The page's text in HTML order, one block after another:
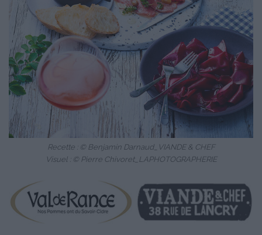
Recette : © Benjamin Darnaud_VIANDE & CHEF
Visuel : © Pierre Chivoret_LAPHOTOGRAPHERIE